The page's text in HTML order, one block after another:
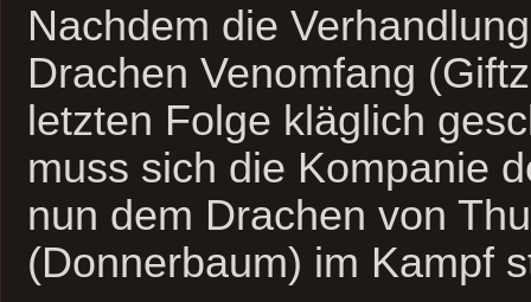
Nachdem die
Drachen Venomfang
letzten Folge kläglich
muss sich die Kompanie
nun dem Drachen von
(Donnerbaum) im Kampf